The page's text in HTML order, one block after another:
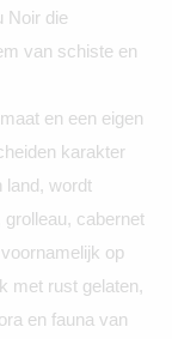
Noir die
van schiste en
en een eigen
karakter
land, wordt
cabernet
op
met rust gelaten,
en fauna van